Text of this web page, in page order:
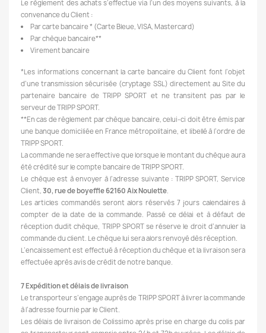
Le règlement des achats s’effectue via l’un des moyens suivants, à la
convenance du Client :
Par carte bancaire * (Carte Bleue, VISA, Mastercard)
Par chèque bancaire**
Virement bancaire
*Les informations concernant la carte bancaire du Client font l’objet
d’une transmission sécurisée (cryptage SSL) directement au Site du
partenaire bancaire de TRIPP SPORT et ne transitent pas par le
serveur de TRIPP SPORT.
**En cas de règlement par chèque bancaire, celui-ci doit être émis par
une banque domiciliée en France métropolitaine, et libellé à l’ordre de
TRIPP SPORT.
La commande ne sera effective que lorsque le montant du chèque aura
été crédité sur le compte bancaire de TRIPP SPORT.
Le chèque est à envoyer à l’adresse suivante : TRIPP SPORT, Service
Client, 30, rue de boyeffle 62160 Aix Noulette.
Les articles commandés seront alors réservés 7 jours calendaires à
compter de la date de la commande. Passé ce délai et à défaut de
réception dudit chèque, TRIPP SPORT se réserve le droit d’annuler la
commande du client. Le chèque lui sera alors renvoyé dès réception.
L’encaissement est effectué à réception du chèque et la livraison sera
effectuée après avis de crédit de notre banque.
7 Expédition et délais de livraison
Le transporteur s’engage auprès de TRIPP SPORT à livrer la commande
à l’adresse fournie par le Client.
Les délais de livraison de Colissimo après prise en charge du colis par